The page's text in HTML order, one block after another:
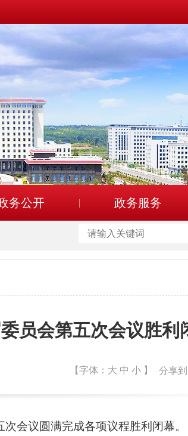
务公开 政务服务
员会第五次会议胜利
【字体： 大 中 小 】 分享到
会议圆满完成各项议程胜利闭幕。